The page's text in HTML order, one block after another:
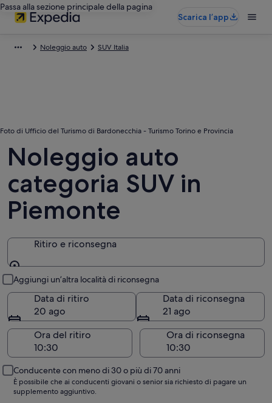
Passa alla sezione principale della pagina
Scarica l’app
Noleggio auto SUV Italia
Foto di Ufficio del Turismo di Bardonecchia - Turismo Torino e Provincia
Noleggio auto
categoria SUV in
Piemonte
Ritiro e riconsegna
Aggiungi un’altra località di riconsegna
Data di ritiro
20 ago
Data di riconsegna
21 ago
Ora del ritiro
Ora di riconsegna
Conducente con meno di 30 o più di 70 anni
È possibile che ai conducenti giovani o senior sia richiesto di pagare un
supplemento aggiuntivo.